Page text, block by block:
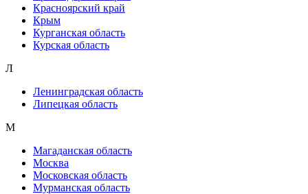
Красноярский край
Крым
Курганская область
Курская область
Л
Ленинградская область
Липецкая область
М
Магаданская область
Москва
Московская область
Мурманская область